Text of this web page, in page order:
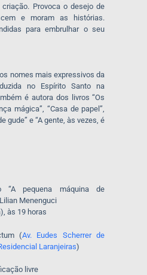
Provoca o desejo de
e moram as histórias.
para embrulhar o seu
nomes mais expressivos da
no Espírito Santo na
é autora dos livros “Os
mágica”, “Casa de papel”,
gude” e “A gente, às vezes, é
“A pequena máquina de
Menenguci
às 19 horas
(Av. Eudes Scherrer de
Laranjeiras)
livre